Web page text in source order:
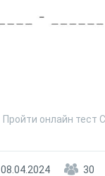
Пройти онлайн тест
08.04.2024 30